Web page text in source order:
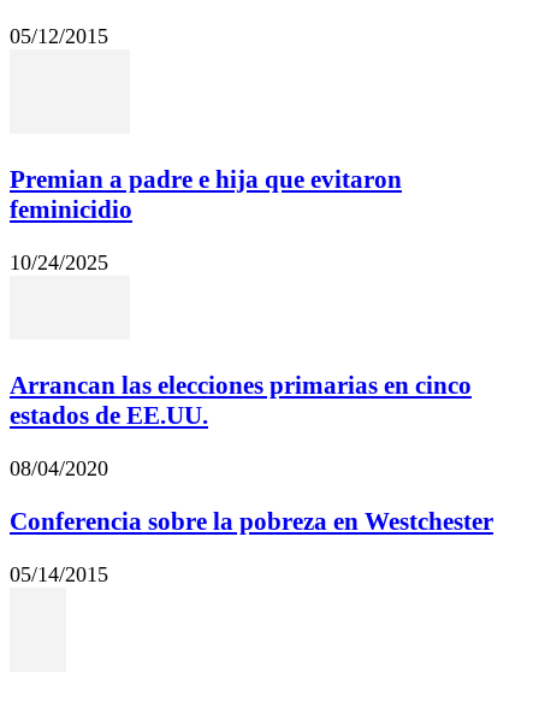
05/12/2015
Premian a padre e hija que evitaron
feminicidio
10/24/2025
Arrancan las elecciones primarias en cinco
estados de EE.UU.
08/04/2020
Conferencia sobre la pobreza en Westchester
05/14/2015